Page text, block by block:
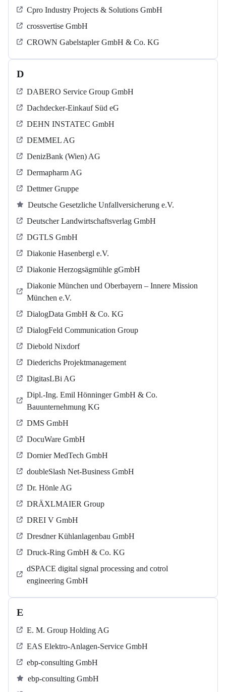
Cpro Industry Projects & Solutions GmbH
crossvertise GmbH
CROWN Gabelstapler GmbH & Co. KG
D
DABERO Service Group GmbH
Dachdecker-Einkauf Süd eG
DEHN INSTATEC GmbH
DEMMEL AG
DenizBank (Wien) AG
Dermapharm AG
Dettmer Gruppe
Deutsche Gesetzliche Unfallversicherung e.V.
Deutscher Landwirtschaftsverlag GmbH
DGTLS GmbH
Diakonie Hasenbergl e.V.
Diakonie Herzogsägmühle gGmbH
Diakonie München und Oberbayern – Innere Mission
München e.V.
DialogData GmbH & Co. KG
DialogFeld Communication Group
Diebold Nixdorf
Diederichs Projektmanagement
DigitasLBi AG
Dipl.-Ing. Emil Hönninger GmbH & Co.
Bauunternehmung KG
DMS GmbH
DocuWare GmbH
Dornier MedTech GmbH
doubleSlash Net-Business GmbH
Dr. Hönle AG
DRÄXLMAIER Group
DREI V GmbH
Dresdner Kühlanlagenbau GmbH
Druck-Ring GmbH & Co. KG
dSPACE digital signal processing and cotrol
engineering GmbH
E
E. M. Group Holding AG
EAS Elektro-Anlagen-Service GmbH
ebp-consulting GmbH
ebp-consulting GmbH